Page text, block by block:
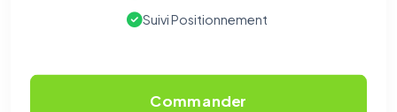
Suivi Positionnement
Commander